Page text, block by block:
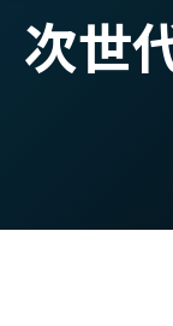
次世